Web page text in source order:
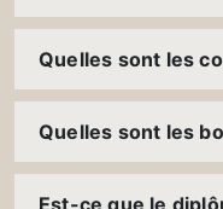
Quelles sont les